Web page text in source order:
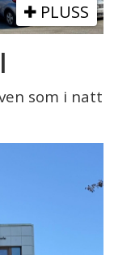
PLUSS
som i natt